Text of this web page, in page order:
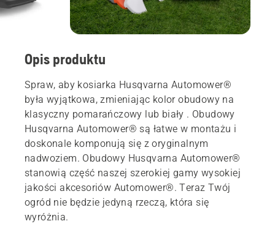
Opis produktu
Spraw, aby kosiarka Husqvarna Automower®
była wyjątkowa, zmieniając kolor obudowy na
klasyczny pomarańczowy lub biały . Obudowy
Husqvarna Automower® są łatwe w montażu i
doskonale komponują się z oryginalnym
nadwoziem. Obudowy Husqvarna Automower®
stanowią część naszej szerokiej gamy wysokiej
jakości akcesoriów Automower®. Teraz Twój
ogród nie będzie jedyną rzeczą, która się
wyróżnia.